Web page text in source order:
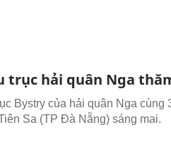
trục hải quân Nga
Bystry của hải quân Nga cùng
Sa (TP Đà Nẵng) sáng mai.